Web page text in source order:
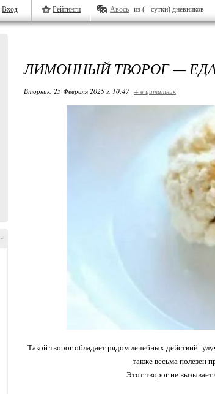
Вход Рейтинги Авось из (+ сутки) дневников
-
ЛИМОННЫЙ ТВОРОГ —
Вторник, 25 Февраля 2025 г. 10:47 + в цитатник
Такой творог обладает рядом лечебных действий:
также весьма полезен
Этот творог не